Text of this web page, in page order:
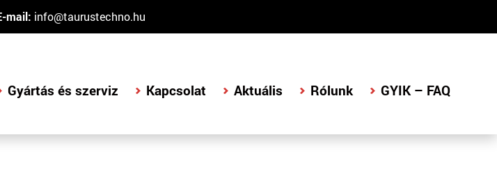
mail: info@taurustechno.hu
Gyártás és szerviz Kapcsolat Aktuális Rólunk GYIK – FAQ